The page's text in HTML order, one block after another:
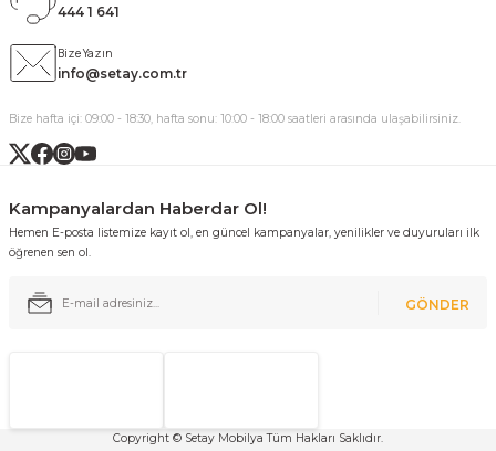
444 1 641
Bize Yazın
info@setay.com.tr
Bize hafta içi: 09:00 - 18:30, hafta sonu: 10:00 - 18:00 saatleri arasında ulaşabilirsiniz.
Kampanyalardan Haberdar Ol!
Hemen E-posta listemize kayıt ol, en güncel kampanyalar, yenilikler ve duyuruları ilk
öğrenen sen ol.
GÖNDER
Copyright © Setay Mobilya Tüm Hakları Saklıdır.